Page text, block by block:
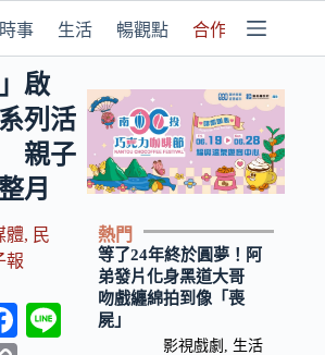
時事 生活 暢觀點 合作媒體
啟
列活
親子
月
體, 民
報
F
熱門
等了24年終於圓夢！阿
弟發片化身黑道大哥
吻戲纏綿拍到像「喪
屍」
影視戲劇 生活